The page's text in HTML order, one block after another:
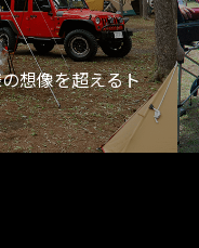
想像を超えるト